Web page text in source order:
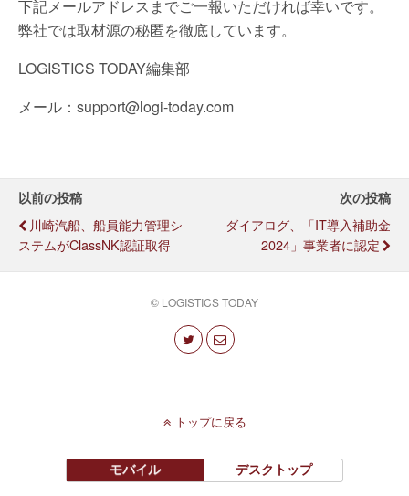
下記メールアドレスまでご一報いただければ幸いです。
弊社では取材源の秘匿を徹底しています。
LOGISTICS TODAY編集部
メール：support@logi-today.com
以前の投稿
川崎汽船、船員能力管理シ
ステムがClassNK認証取得
次の投稿
ダイアログ、「IT導入補助金
2024」事業者に認定
© LOGISTICS TODAY
トップに戻る
モバイル デスクトップ